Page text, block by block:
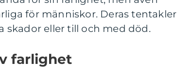
för människor. Deras tentakler
skador eller till och med död.
farlighet